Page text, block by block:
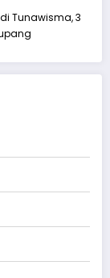
Tunawisma, 3